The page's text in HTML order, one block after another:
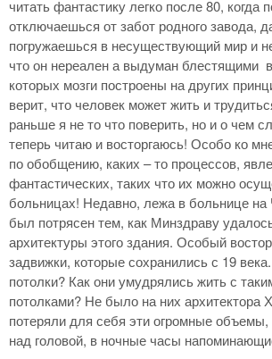
читать фантастику легко после 80, когда
отключаешься от забот родного завода,
погружаешься в несуществующий мир и
что он нереален а выдуман блестящими
которых мозги построены на других
верит, что человек может жить и
раньше я не то что поверить, но и о чем
теперь читаю и восторгаюсь! Особо ко
по обобщению, каких – то процессов,
фантастических, таких что их можно
больницах! Недавно, лежа в больнице на
был потрясен тем, как Минздраву
архитектуры этого здания. Особый
задвижки, которые сохранились с 19
потолки? Как они умудрялись жить с
потолками? Не было на них
потеряли для себя эти огромные объемы,
над головой, в ночные часы